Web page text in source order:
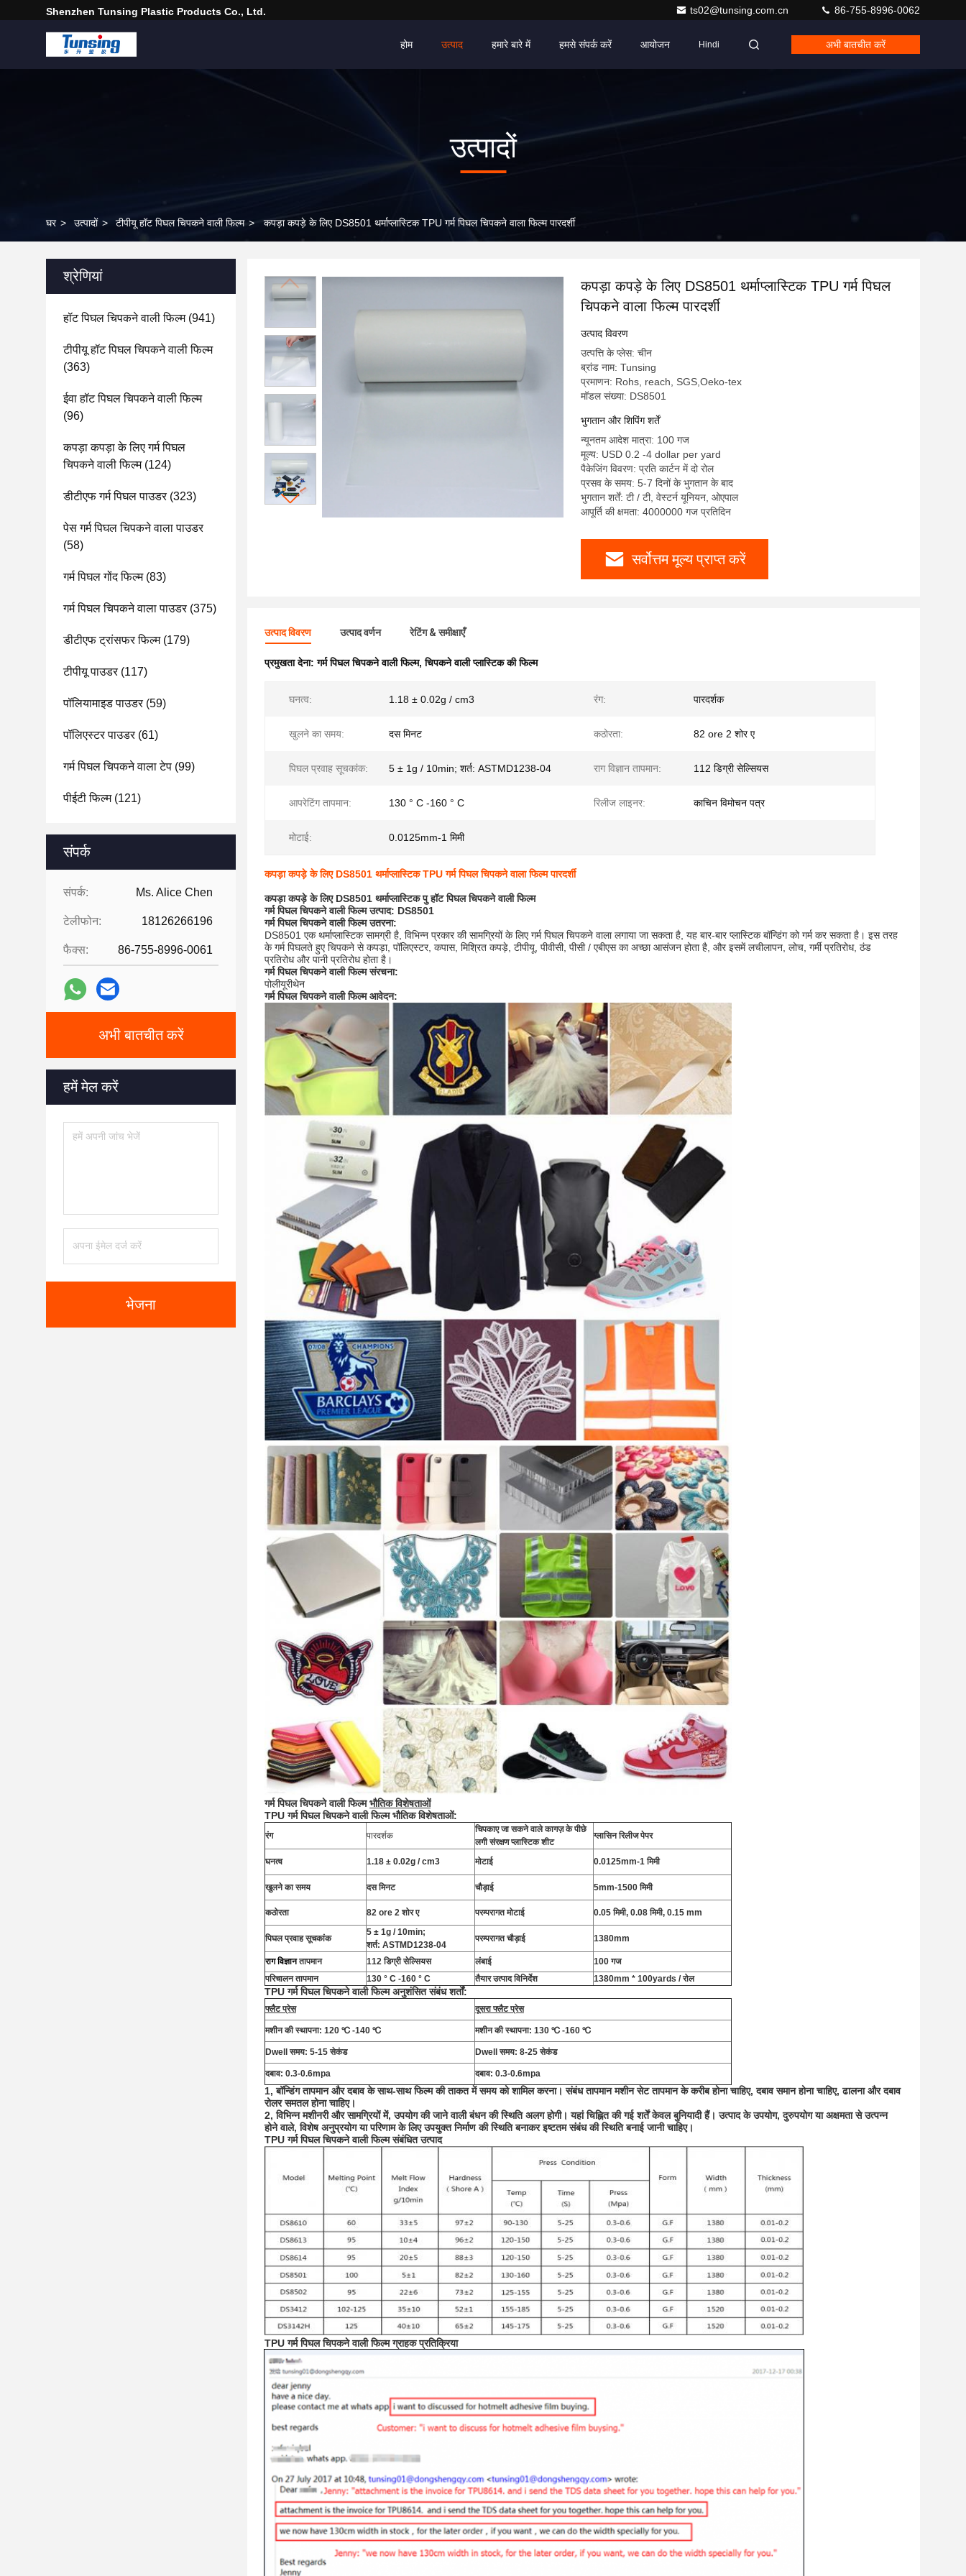
Shenzhen Tunsing Plastic Products Co., Ltd. ts02@tunsing.com.cn 86-755-8996-0062
होम उत्पाद हमारे बारे में हमसे संपर्क करें आयोजन Hindi अभी बातचीत करें
उत्पादों
घर > उत्पादों > टीपीयू हॉट पिघल चिपकने वाली फिल्म > कपड़ा कपड़े के लिए DS8501 थर्माप्लास्टिक TPU गर्म पिघल चिपकने वाला फिल्म पारदर्शी
श्रेणियां
हॉट पिघल चिपकने वाली फिल्म(941)
टीपीयू हॉट पिघल चिपकने वाली फिल्म
(363)
ईवा हॉट पिघल चिपकने वाली फिल्म
(96)
कपड़ा कपड़ा के लिए गर्म पिघल
चिपकने वाली फिल्म(124)
डीटीएफ गर्म पिघल पाउडर(323)
पेस गर्म पिघल चिपकने वाला पाउडर
(58)
गर्म पिघल गोंद फिल्म(83)
गर्म पिघल चिपकने वाला पाउडर(375)
डीटीएफ ट्रांसफर फिल्म(179)
टीपीयू पाउडर(117)
पॉलियामाइड पाउडर(59)
पॉलिएस्टर पाउडर(61)
गर्म पिघल चिपकने वाला टेप (99)
पीईटी फिल्म(121)
संपर्क
संपर्क: Ms. Alice Chen
टेलीफोन: 18126266196
फैक्स: 86-755-8996-0061
अभी बातचीत करें
हमें मेल करें
भेजना
कपड़ा कपड़े के लिए DS8501 थर्माप्लास्टिक TPU गर्म पिघल
चिपकने वाला फिल्म पारदर्शी
उत्पाद विवरण
उत्पत्ति के प्लेस: चीन
ब्रांड नाम: Tunsing
प्रमाणन: Rohs, reach, SGS,Oeko-tex
मॉडल संख्या: DS8501
भुगतान और शिपिंग शर्तें
न्यूनतम आदेश मात्रा: 100 गज
मूल्य: USD 0.2 -4 dollar per yard
पैकेजिंग विवरण: प्रति कार्टन में दो रोल
प्रसव के समय: 5-7 दिनों के भुगतान के बाद
भुगतान शर्तें: टी / टी, वेस्टर्न यूनियन, ओएपाल
आपूर्ति की क्षमता: 4000000 गज प्रतिदिन
सर्वोत्तम मूल्य प्राप्त करें
उत्पाद विवरण उत्पाद वर्णन रेटिंग & समीक्षाएँ
प्रमुखता देना:गर्म पिघल चिपकने वाली फिल्म,चिपकने वाली प्लास्टिक की फिल्म
घनत्व: 1.18 ± 0.02g / cm3 रंग: पारदर्शक
खुलने का समय: दस मिनट कठोरता: 82 ore 2 शोर ए
पिघल प्रवाह सूचकांक: 5 ± 1g / 10min; शर्त: ASTMD1238-04 राग विज्ञान तापमान: 112 डिग्री सेल्सियस
आपरेटिंग तापमान: 130 ° C -160 ° C रिलीज लाइनर: काचिन विमोचन पत्र
मोटाई: 0.0125mm-1 मिमी
कपड़ा कपड़े के लिए DS8501 थर्माप्लास्टिक TPU गर्म पिघल चिपकने वाला फिल्म पारदर्शी
कपड़ा कपड़े के लिए DS8501 थर्माप्लास्टिक पु हॉट पिघल चिपकने वाली फिल्म
गर्म पिघल चिपकने वाली फिल्म उत्पाद: DS8501
गर्म पिघल चिपकने वाली फिल्म उतरना:
DS8501 एक थर्माप्लास्टिक सामग्री है, विभिन्न प्रकार की सामग्रियों के लिए गर्म पिघल चिपकने वाला लगाया जा सकता है, यह बार-बार प्लास्टिक बॉन्डिंग को गर्म कर सकता है। इस तरह
के गर्म पिघलते हुए चिपकने से कपड़ा, पॉलिएस्टर, कपास, मिश्रित कपड़े, टीपीयू, पीवीसी, पीसी / एबीएस का अच्छा आसंजन होता है, और इसमें लचीलापन, लोच, गर्मी प्रतिरोध, ठंड
प्रतिरोध और पानी प्रतिरोध होता है।
गर्म पिघल चिपकने वाली फिल्मसंरचना:
पोलीयूरीथेन
गर्म पिघल चिपकने वाली फिल्म आवेदन:
गर्म पिघल चिपकने वाली फिल्म भौतिक विशेषताओं
TPU गर्म पिघल चिपकने वाली फिल्म भौतिक विशेषताओं:
रंग पारदर्शक
चिपकाए जा सकने वाले कागज़ के पीछे
लगी संरक्षण प्लास्टिक शीट
ग्लासिन रिलीज पेपर
घनत्व 1.18 ± 0.02g / cm3 मोटाई 0.0125mm-1 मिमी
खुलने का समय दस मिनट चौड़ाई 5mm-1500 मिमी
कठोरता 82 ore 2 शोर ए परम्परागत मोटाई 0.05 मिमी, 0.08 मिमी, 0.15 mm
पिघल प्रवाह सूचकांक
5 ± 1g / 10min;
शर्त: ASTMD1238-04
परम्परागत चौड़ाई 1380mm
राग विज्ञानतापमान 112 डिग्री सेल्सियस लंबाई
100 गज
परिचालन तापमान
130 ° C -160 ° C तैयार उत्पाद विनिर्देश 1380mm * 100yards / रोल
TPU गर्म पिघल चिपकने वाली फिल्म अनुशंसित संबंध शर्तों:
फ्लैट प्रेस दूसरा फ्लैट प्रेस
मशीन की स्थापना: 120 ℃ -140 ℃ मशीन की स्थापना: 130 ℃ -160 ℃
Dwell समय: 5-15 सेकंड Dwell समय: 8-25 सेकंड
दबाव: 0.3-0.6mpa दबाव: 0.3-0.6mpa
1, बॉन्डिंग तापमान और दबाव के साथ-साथ फिल्म की ताकत में समय को शामिल करना। संबंध तापमान मशीन सेट तापमान के करीब होना चाहिए, दबाव समान होना चाहिए, ढालना और दबाव
रोलर समतल होना चाहिए।
2, विभिन्न मशीनरी और सामग्रियों में, उपयोग की जाने वाली बंधन की स्थिति अलग होगी। यहां चिह्नित की गई शर्तें केवल बुनियादी हैं। उत्पाद के उपयोग, दुरुपयोग या अक्षमता से उत्पन्न
होने वाले, विशेष अनुप्रयोग या परिणाम के लिए उपयुक्त निर्माण की स्थिति बनाकर इष्टतम संबंध की स्थिति बनाई जानी चाहिए।
TPU गर्म पिघल चिपकने वाली फिल्म संबंधित उत्पाद
TPU गर्म पिघल चिपकने वाली फिल्म ग्राहक प्रतिक्रिया